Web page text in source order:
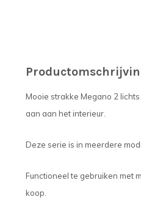
Mooie strakke Megano 2
aan aan het interieur.
Deze serie is in meerdere
Functioneel te gebruiken met
koop.